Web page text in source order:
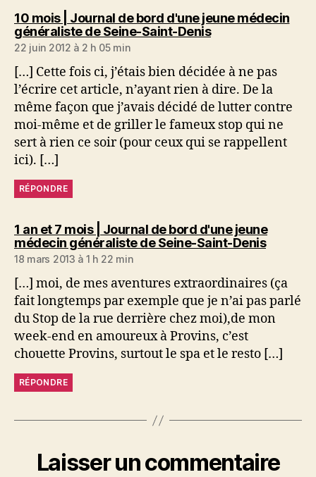
10 mois | Journal de bord d'une jeune médecin
généraliste de Seine-Saint-Denisdit :
22 juin 2012 à 2 h 05 min
[…] Cette fois ci, j’étais bien décidée à ne pas
l’écrire cet article, n’ayant rien à dire. De la
même façon que j’avais décidé de lutter contre
moi-même et de griller le fameux stop qui ne
sert à rien ce soir (pour ceux qui se rappellent
ici). […]
RÉPONDRE
1 an et 7 mois | Journal de bord d'une jeune
médecin généraliste de Seine-Saint-Denisdit :
18 mars 2013 à 1 h 22 min
[…] moi, de mes aventures extraordinaires (ça
fait longtemps par exemple que je n’ai pas parlé
du Stop de la rue derrière chez moi),de mon
week-end en amoureux à Provins, c’est
chouette Provins, surtout le spa et le resto […]
RÉPONDRE
Laisser un commentaire